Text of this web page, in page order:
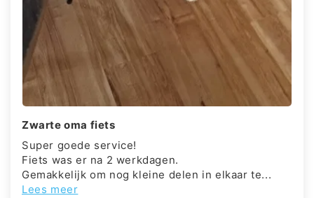
Zwarte oma fiets
Super goede service!
Fiets was er na 2 werkdagen.
Gemakkelijk om nog kleine delen in elkaar te...
Lees meer